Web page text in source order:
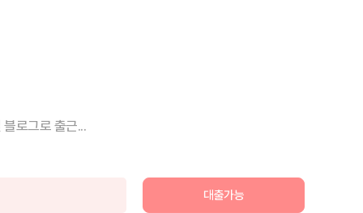
블로그로 출근...
대출가능